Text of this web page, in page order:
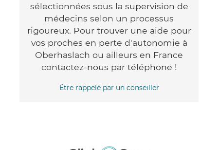
sélectionnées sous la supervision de
médecins selon un processus
rigoureux. Pour trouver une aide pour
vos proches en perte d'autonomie à
Oberhaslach ou ailleurs en France
contactez-nous par téléphone !
Être rappelé par un conseiller